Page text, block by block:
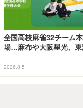
全国高校麻雀32チーム
場…麻布や大阪星光、東
2026.8.5